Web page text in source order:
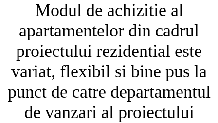
Modul de achizitie al
apartamentelor din cadrul
proiectului rezidential este
variat, flexibil si bine pus la
punct de catre departamentul
de vanzari al proiectului